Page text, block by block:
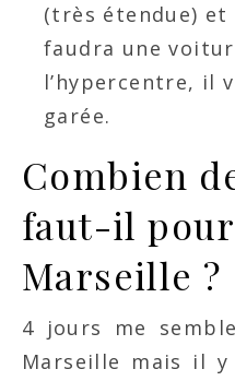
(très étendue) et
faudra une
l’hypercentre, il
garée.
Combien
faut-il
Marseille ?
4 jours me
Marseille mais il